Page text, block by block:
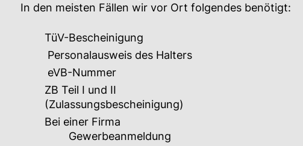
In den meisten Fällen wir vor Ort folgendes benötigt:
TüV-Bescheinigung
Personalausweis des Halters
eVB-Nummer
ZB Teil I und II
(Zulassungsbescheinigung)
Bei einer Firma
Gewerbeanmeldung